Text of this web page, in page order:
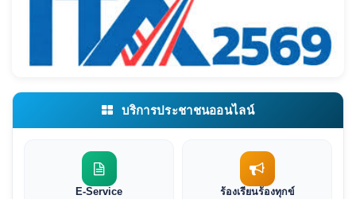
บริการประชาชนออนไลน์
E-Service ร้องเรียนร้องทุกข์